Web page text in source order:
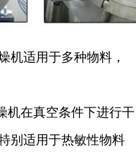
机适用于多种物料，
机在真空条件下进行干
别适用于热敏性物料